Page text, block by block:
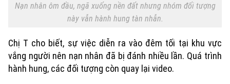
Nạn nhân ôm đầu, ngã xuống nền đất nhưng nhóm đối tượng
này vẫn hành hung tàn nhẫn.
Chị T cho biết, sự việc diễn ra vào đêm tối tại khu vực
vắng người nên nạn nhân đã bị đánh nhiều lần. Quá trình
hành hung, các đối tượng còn quay lại video.